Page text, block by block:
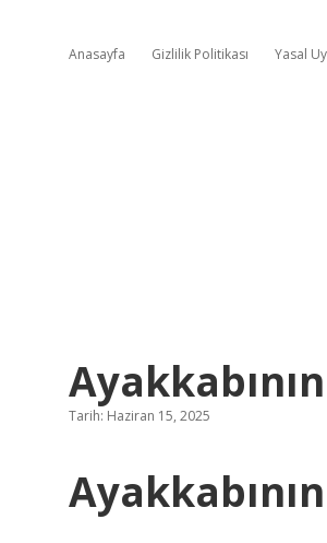
Anasayfa Gizlilik Politikası Yasal
Tarih: Haziran 15, 2025